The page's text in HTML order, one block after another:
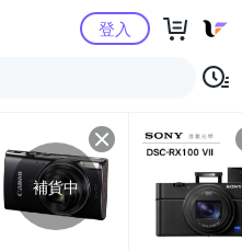
Yahoo購物中心登入
補貨中